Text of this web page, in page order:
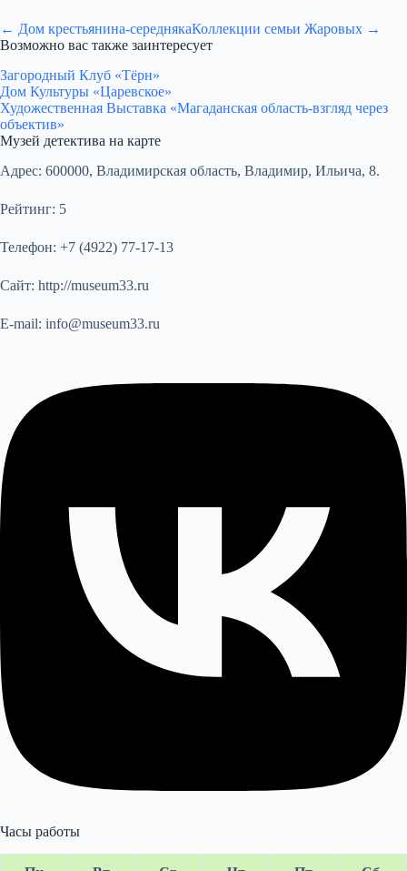
← Дом крестьянина-середнякаКоллекции семьи Жаровых →
Возможно вас также заинтересует
Загородный Клуб «Тёрн»
Дом Культуры «Царевское»
Художественная Выставка «Магаданская область-взгляд через
объектив»
Музей детектива на карте
Адрес: 600000, Владимирская область, Владимир, Ильича, 8.
Рейтинг: 5
Телефон: +7 (4922) 77-17-13
Сайт: http://museum33.ru
E-mail: info@museum33.ru
Часы работы